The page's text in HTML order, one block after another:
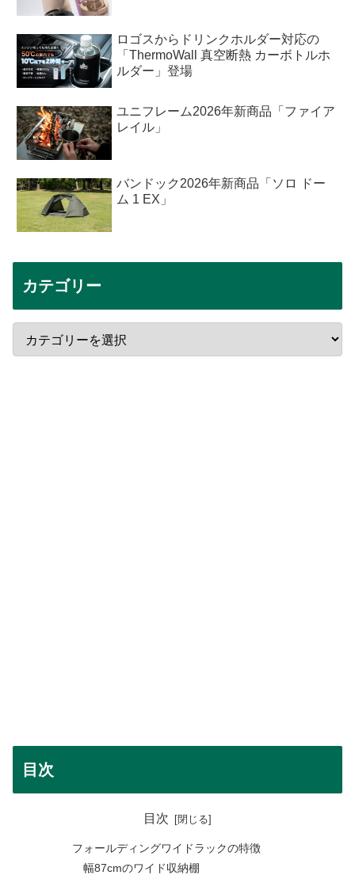
ロゴスからドリンクホルダー対応の
「ThermoWall 真空断熱 カーボトルホ
ルダー」登場
ユニフレーム2026年新商品「ファイア
レイル」
バンドック2026年新商品「ソロ ドー
ム 1 EX」
カテゴリー
目次
目次
フォールディングワイドラックの特徴
幅87cmのワイド収納棚